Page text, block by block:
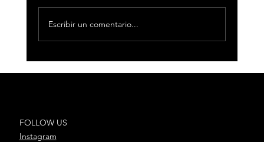
Escribir un comentario...
FOLLOW US
Instagram